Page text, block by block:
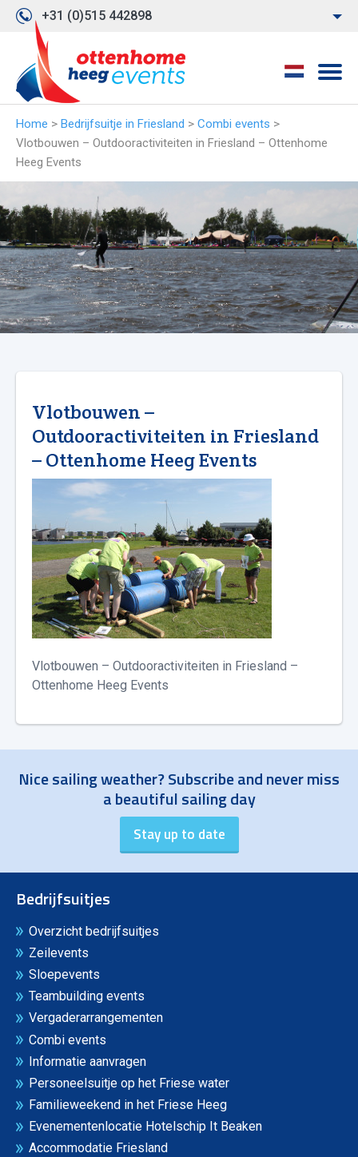
+31 (0)515 442898
Home > Bedrijfsuitje in Friesland > Combi events >
Vlotbouwen – Outdooractiviteiten in Friesland – Ottenhome
Heeg Events
Vlotbouwen –
Outdooractiviteiten in Friesland
– Ottenhome Heeg Events
Vlotbouwen – Outdooractiviteiten in Friesland –
Ottenhome Heeg Events
Nice sailing weather? Subscribe and never miss
a beautiful sailing day
Bedrijfsuitjes
Overzicht bedrijfsuitjes
Zeilevents
Sloepevents
Teambuilding events
Vergaderarrangementen
Combi events
Informatie aanvragen
Personeelsuitje op het Friese water
Familieweekend in het Friese Heeg
Evenementenlocatie Hotelschip It Beaken
Accommodatie Friesland